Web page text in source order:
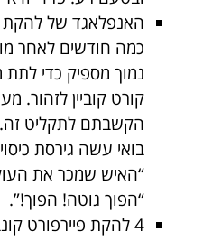
כמה חודשים לאחר
נמוך מספיק כדי
קורט קוביין לזהור.
הקשבתם לתקליט זה.
בואי עשה גירסת
“האיש שמכר את
“הפוך גוטה! הפוך!”.
4 להקת פיירפורט